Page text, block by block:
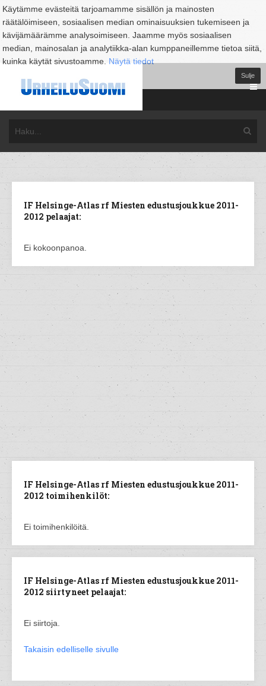
Käytämme evästeitä tarjoamamme sisällön ja mainosten
räätälöimiseen, sosiaalisen median ominaisuuksien tukemiseen ja
kävijämäärämme analysoimiseen. Jaamme myös sosiaalisen
median, mainosalan ja analytiikka-alan kumppaneillemme tietoa siitä,
kuinka käytät sivustoamme. Näytä tiedot
Sulje
IF Helsinge-Atlas rf Miesten edustusjoukkue 2011-
2012 pelaajat:
Ei kokoonpanoa.
IF Helsinge-Atlas rf Miesten edustusjoukkue 2011-
2012 toimihenkilöt:
Ei toimihenkilöitä.
IF Helsinge-Atlas rf Miesten edustusjoukkue 2011-
2012 siirtyneet pelaajat:
Ei siirtoja.
Takaisin edelliselle sivulle